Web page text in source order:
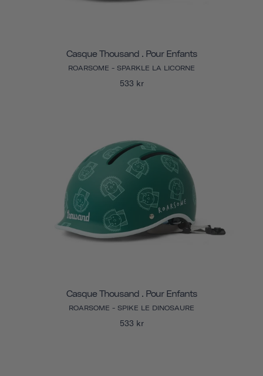
Casque Thousand . Pour Enfants
ROARSOME - SPARKLE LA LICORNE
533 kr
Casque Thousand . Pour Enfants
ROARSOME - SPIKE LE DINOSAURE
533 kr